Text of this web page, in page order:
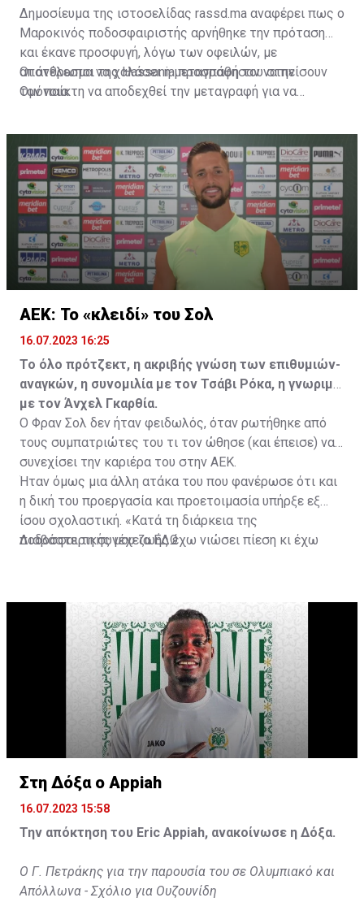
Δημοσίευμα της ιστοσελίδας rassd.ma αναφέρει πως ο
Μαροκινός ποδοσφαιριστής αρνήθηκε την πρόταση
και έκανε προσφυγή, λόγω των οφειλών, με
αποτέλεσμα να χαλάσει η μεταγραφή του στην
Ομόνοια.
Οι άνθρωποι της Hassania προσπάθησαν να πείσουν
τον παίκτη να αποδεχθεί την μεταγραφή για να
μετακίνησή του, αλλά ο παίκτης αρνήθηκε και επέμεινε
να λύσει το συμβόλαιό του, ώστε να μετακομίσει
ελεύθερα σε οποιαδήποτε νέα ομάδα το τρέχον
καλοκαίρι.
ΑΕΚ: Το «κλειδί» του Σολ
16.07.2023 16:25
Το όλο πρότζεκτ, η ακριβής γνώση των επιθυμιών-
αναγκών, η συνομιλία με τον Τσάβι Ρόκα, η γνωριμία
με τον Άνχελ Γκαρθία.
Ο Φραν Σολ δεν ήταν φειδωλός, όταν ρωτήθηκε από
τους συμπατριώτες του τι τον ώθησε (και έπεισε) να
συνεχίσει την καριέρα του στην ΑΕΚ.
Ήταν όμως μια άλλη ατάκα του που φανέρωσε ότι και
η δική του προεργασία και προετοιμασία υπήρξε εξ
ίσου σχολαστική. «Κατά τη διάρκεια της
ποδοσφαιρικής μου ζωής έχω νιώσει πίεση κι έχω
31χρονος άσος.
Διαβάστε τη συνέχειαΕΔΩ
Στη Δόξα ο Appiah
16.07.2023 15:58
Την απόκτηση του Eric Appiah, ανακοίνωσε η Δόξα.
Ο Γ. Πετράκης για την παρουσία του σε Ολυμπιακό και
Απόλλωνα - Σχόλιο για Ουζουνίδη